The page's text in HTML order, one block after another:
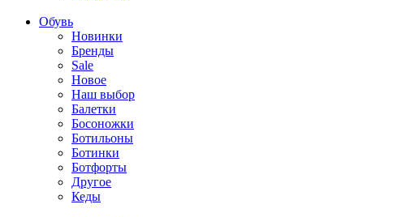
Обувь
Новинки
Бренды
Sale
Новое
Наш выбор
Балетки
Босоножки
Ботильоны
Ботинки
Ботфорты
Другое
Кеды